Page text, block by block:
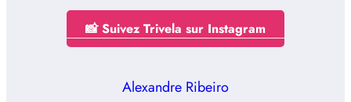
📸 Suivez Trivela sur Instagram
Alexandre Ribeiro